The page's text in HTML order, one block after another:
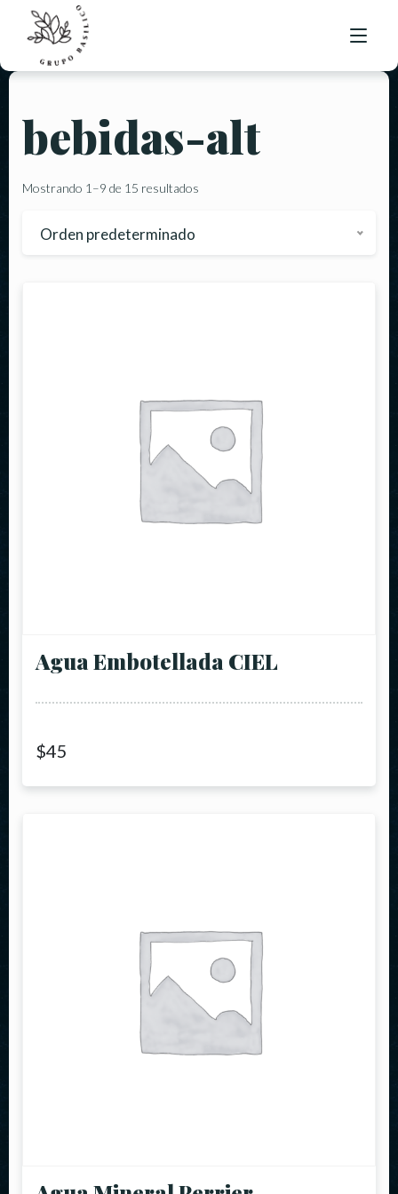
NUESTRO MENÚ
CONTACTO
bebidas-alt
Mostrando 1–9 de 15 resultados
Orden predeterminado
Agua Embotellada CIEL
$45